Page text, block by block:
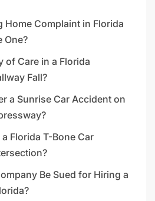
Home Complaint in Florida
One?
of Care in a Florida
Fall?
a Sunrise Car Accident on
Florida T-Bone Car
Be Sued for Hiring a